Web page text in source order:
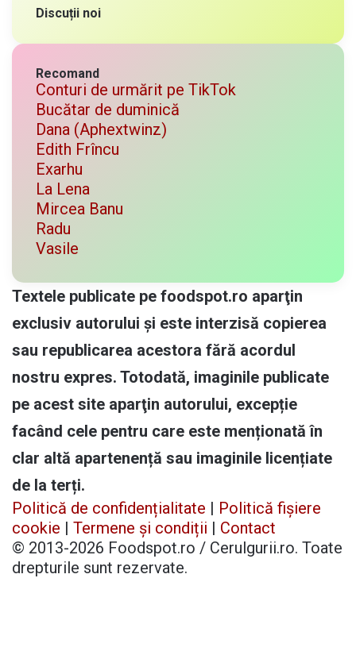
Discuții noi
Recomand
Conturi de urmărit pe TikTok
Bucătar de duminică
Dana (Aphextwinz)
Edith Frîncu
Exarhu
La Lena
Mircea Banu
Radu
Vasile
Textele publicate pe foodspot.ro aparţin
exclusiv autorului și este interzisă copierea
sau republicarea acestora fără acordul
nostru expres. Totodată, imaginile publicate
pe acest site aparţin autorului, excepție
facând cele pentru care este menționată în
clar altă apartenență sau imaginile licențiate
de la terți.
Politică de confidențialitate | Politică fișiere
cookie | Termene și condiții | Contact
© 2013-2026 Foodspot.ro / Cerulgurii.ro. Toate
drepturile sunt rezervate.